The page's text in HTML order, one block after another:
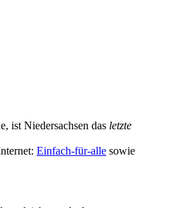
ist Niedersachsen das letzte
Einfach-für-alle sowie